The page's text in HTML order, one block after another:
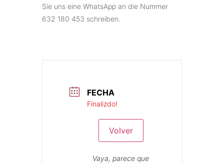
Sie uns eine WhatsApp an die Nummer
632 180 453 schreiben.
FECHA
Finalizdo!
Volver
Vaya, parece que